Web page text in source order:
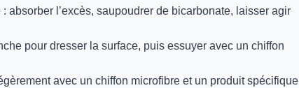
absorber l’excès, saupoudrer de bicarbonate, laisser agir
pour dresser la surface, puis essuyer avec un chiffon
avec un chiffon microfibre et un produit spécifique